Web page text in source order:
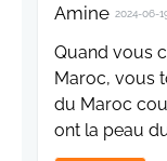
Amine 2024-06-
Quand vous
Maroc, vous
du Maroc
ont la peau